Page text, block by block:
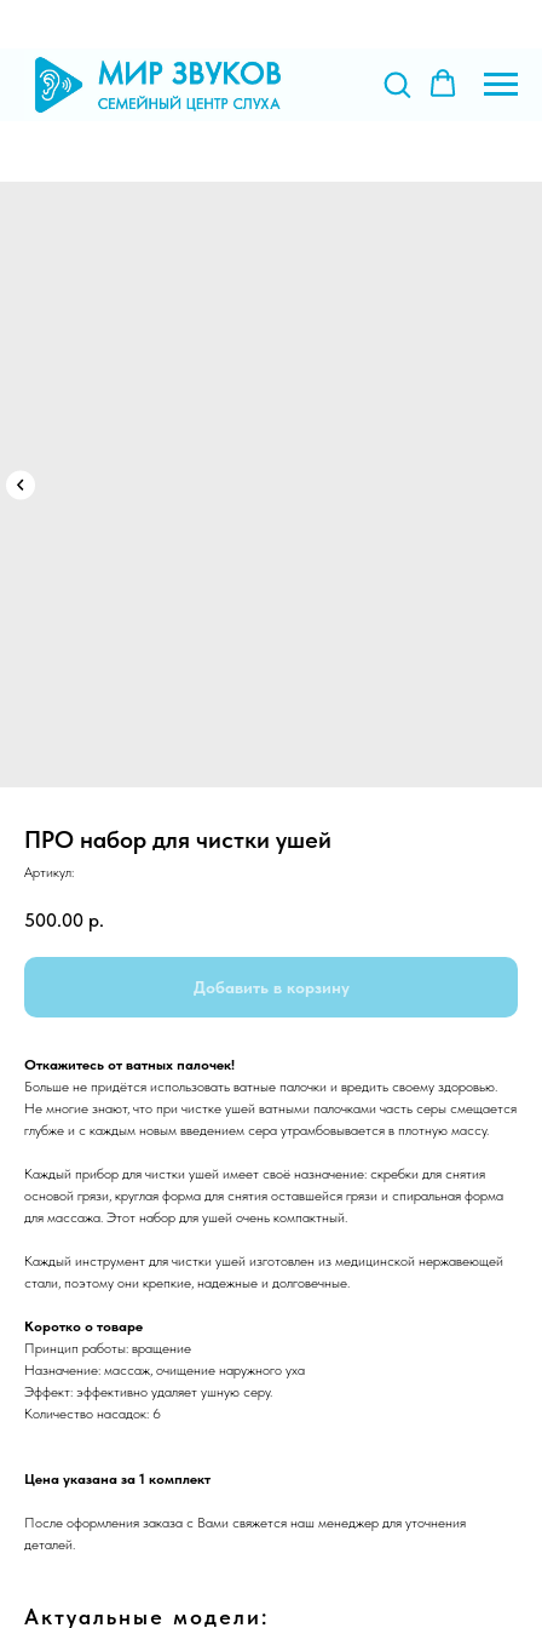
ПРО набор для чистки ушей
Артикул:
500.00 р.
Добавить в корзину
Откажитесь от ватных палочек!
Больше не придётся использовать ватные палочки и вредить своему здоровью.
Не многие знают, что при чистке ушей ватными палочками часть серы смещается
глубже и с каждым новым введением сера утрамбовывается в плотную массу.
Каждый прибор для чистки ушей имеет своё назначение: скребки для снятия
основой грязи, круглая форма для снятия оставшейся грязи и спиральная форма
для массажа. Этот набор для ушей очень компактный.
Каждый инструмент для чистки ушей изготовлен из медицинской нержавеющей
стали, поэтому они крепкие, надежные и долговечные.
Коротко о товаре
Принцип работы: вращение
Назначение: массаж, очищение наружного уха
Эффект: эффективно удаляет ушную серу.
Количество насадок: 6
Цена указана за 1 комплект
После оформления заказа с Вами свяжется наш менеджер для уточнения
деталей.
Актуальные модели: